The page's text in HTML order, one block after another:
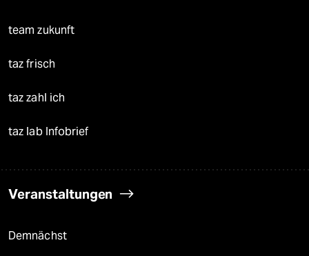
team zukunft
taz frisch
taz zahl ich
taz lab Infobrief
Veranstaltungen
Demnächst